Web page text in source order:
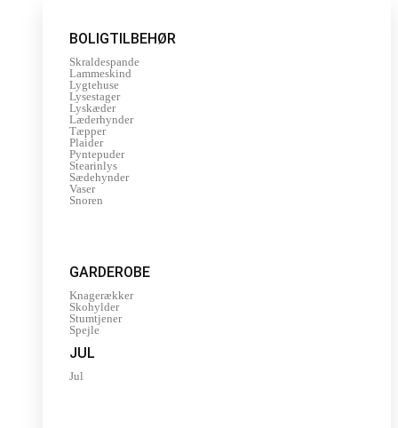
BOLIGTILBEHØR
Skraldespande
Lammeskind
Lygtehuse
Lysestager
Lyskæder
Læderhynder
Tæpper
Plaider
Pyntepuder
Stearinlys
Sædehynder
Vaser
Snoren
GARDEROBE
Knagerækker
Skohylder
Stumtjener
Spejle
JUL
Jul